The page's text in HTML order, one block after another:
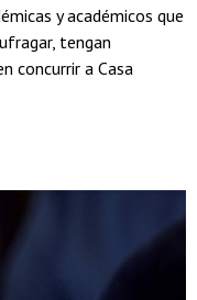
y académicos que
tengan
concurrir a Casa